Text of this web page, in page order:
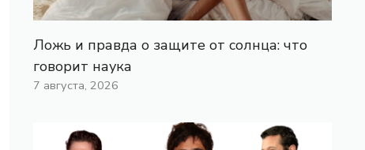
Ложь и правда о защите от солнца: что
говорит наука
7 августа, 2026